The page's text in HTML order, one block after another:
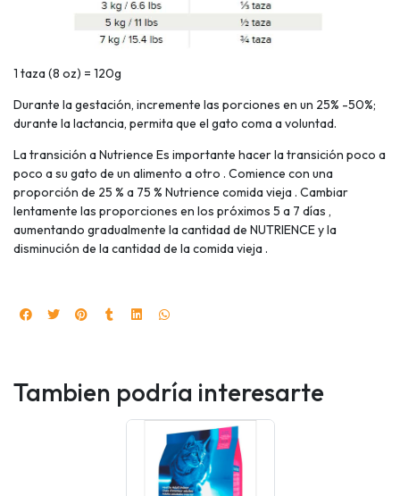
1 taza (8 oz) = 120g
Durante la gestación, incremente las porciones en un 25% -50%;
durante la lactancia, permita que el gato coma a voluntad.
La transición a Nutrience Es importante hacer la transición poco a
poco a su gato de un alimento a otro . Comience con una
proporción de 25 % a 75 % Nutrience comida vieja . Cambiar
lentamente las proporciones en los próximos 5 a 7 días ,
aumentando gradualmente la cantidad de NUTRIENCE y la
disminución de la cantidad de la comida vieja .
Tambien podría interesarte